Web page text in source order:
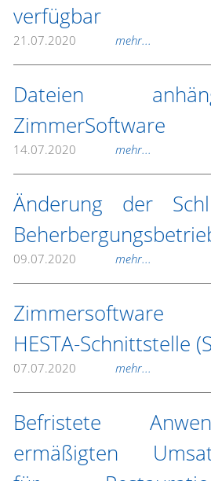
verfügbar
21.07.2020 mehr...
Dateien
ZimmerSoftware
14.07.2020 mehr...
Änderung der
09.07.2020 mehr...
HESTA-Schnittstelle
07.07.2020 mehr...
Befristete
ermäßigten